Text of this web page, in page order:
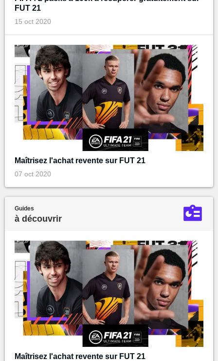
FUT 21
15 oct 2020
Maîtrisez l'achat revente sur FUT 21
07 oct 2020
Guides
à découvrir
Maîtrisez l'achat revente sur FUT 21